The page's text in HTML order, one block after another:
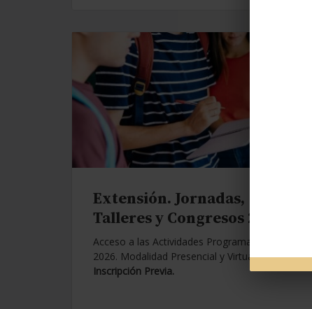
Extensión. Jornadas,
Talleres y Congresos 2026.
Acceso a las Actividades Programadas para
2026. Modalidad Presencial y Virtual.Con
Inscripción Previa.